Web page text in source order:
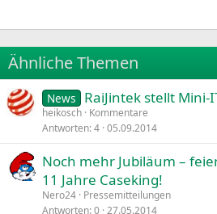
22
26
Times New Roman
Trebuchet MS
Verdana
Ähnliche Themen
News RaiJintek stellt Mini-
heikosch Kommentare
Antworten 4 05.09.2014
Noch mehr Jubiläum –
11 Jahre Caseking!
Nero24 Pressemitteilungen
Antworten 0 27.05.2014